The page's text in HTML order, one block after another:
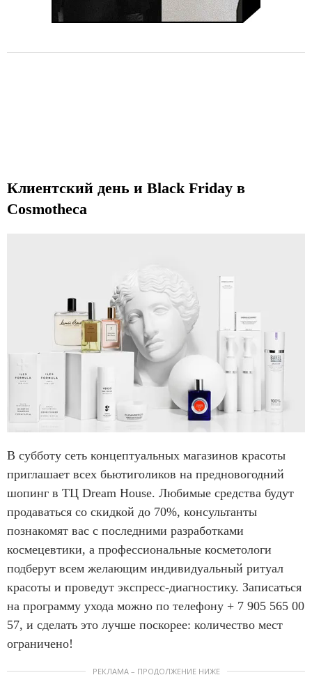
Клиентский день и Black Friday в
Cosmotheca
В субботу сеть концептуальных магазинов красоты
приглашает всех бьютиголиков на предновогодний
шопинг в ТЦ Dream House. Любимые средства будут
продаваться со скидкой до 70%, консультанты
познакомят вас с последними разработками
космецевтики, а профессиональные косметологи
подберут всем желающим индивидуальный ритуал
красоты и проведут экспресс-диагностику. Записаться
на программу ухода можно по телефону + 7 905 565 00
57, и сделать это лучше поскорее: количество мест
ограничено!
РЕКЛАМА – ПРОДОЛЖЕНИЕ НИЖЕ